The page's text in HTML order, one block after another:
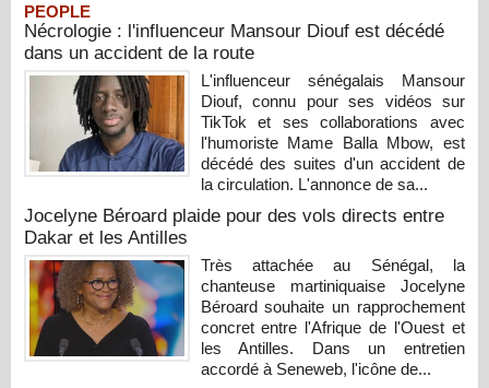
PEOPLE
Nécrologie : l'influenceur Mansour Diouf est décédé
dans un accident de la route
L'influenceur sénégalais Mansour
Diouf, connu pour ses vidéos sur
TikTok et ses collaborations avec
l'humoriste Mame Balla Mbow, est
décédé des suites d'un accident de
la circulation. L'annonce de sa...
Jocelyne Béroard plaide pour des vols directs entre
Dakar et les Antilles
Très attachée au Sénégal, la
chanteuse martiniquaise Jocelyne
Béroard souhaite un rapprochement
concret entre l'Afrique de l'Ouest et
les Antilles. Dans un entretien
accordé à Seneweb, l'icône de...